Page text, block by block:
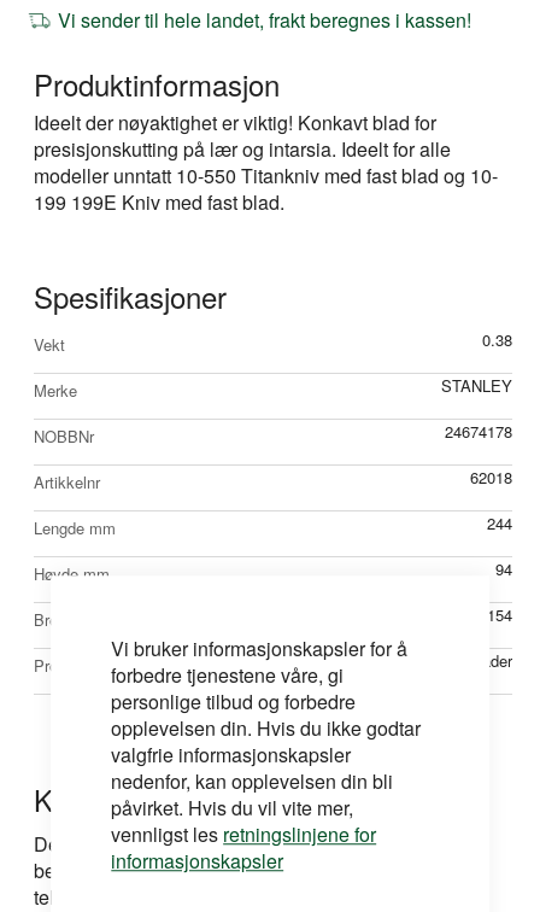
Vi bruker informasjonskapsler for å
forbedre tjenestene våre, gi
personlige tilbud og forbedre
opplevelsen din. Hvis du ikke godtar
valgfrie informasjonskapsler
nedenfor, kan opplevelsen din bli
påvirket. Hvis du vil vite mer,
vennligst les retningslinjene for
informasjonskapsler
Vi sender til hele landet, frakt beregnes i kassen!
Produktinformasjon
Ideelt der nøyaktighet er viktig! Konkavt blad for
presisjonskutting på lær og intarsia. Ideelt for alle
modeller unntatt 10-550 Titankniv med fast blad og 10-
199 199E Kniv med fast blad.
Spesifikasjoner
Mer
informasjon
Vekt 0.38
Merke STANLEY
NOBBNr 24674178
Artikkelnr 62018
Lengde mm 244
Høyde mm 94
Bredde mm 154
Produkttype Knivblader
Kontakt oss
Dersom du har spørsmål om produkt, løsning eller
bestilling kan du ta kontakt med oss på e-post eller
telefon: